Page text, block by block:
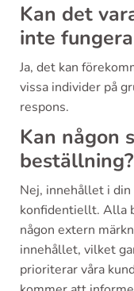
Kan det
inte
Ja, det kan
vissa individer på
respons.
Kan någon
beställning?
Nej, innehållet i
konfidentiellt. Alla
någon extern
innehållet, vilket
prioriterar våra